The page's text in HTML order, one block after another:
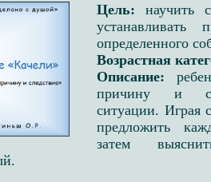
Цель:научить
устанавливать
определенного
Возрастная
Описание:
причину и
ситуации. Играя
предложить
затем